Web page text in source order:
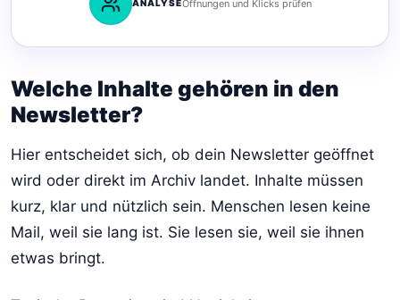
ANALYSEÖffnungen und Klicks prüfen
Welche Inhalte gehören in den
Newsletter?
Hier entscheidet sich, ob dein Newsletter geöffnet
wird oder direkt im Archiv landet. Inhalte müssen
kurz, klar und nützlich sein. Menschen lesen keine
Mail, weil sie lang ist. Sie lesen sie, weil sie ihnen
etwas bringt.